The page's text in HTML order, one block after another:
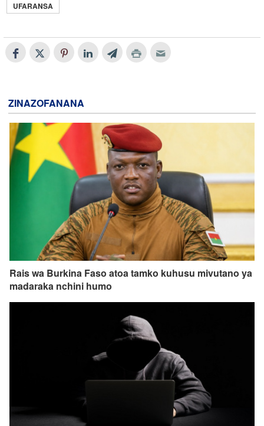
UFARANSA
ZINAZOFANANA
Rais wa Burkina Faso atoa tamko kuhusu mivutano ya
madaraka nchini humo